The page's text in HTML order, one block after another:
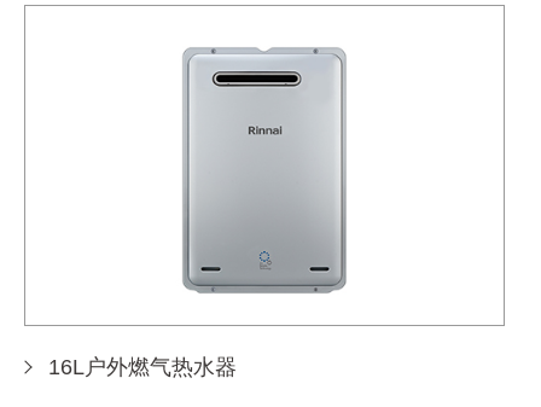
16L户外燃气热水器